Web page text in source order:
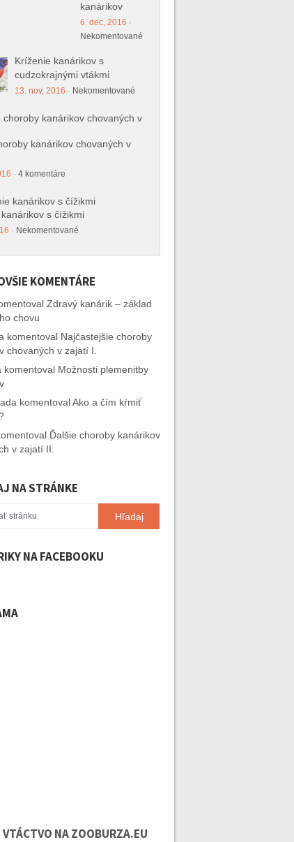
kanárikov
6. dec, 2016 ·
Nekomentované
Kríženie kanárikov s
cudzokrajnými vtákmi
13. nov, 2016 · Nekomentované
kanárikov chovaných v
· 4 komentáre
s čížikmi
· Nekomentované
KOMENTÁRE
Zdravý kanárik – základ
chovu
komentoval Najčastejšie choroby
chovaných v zajatí I.
komentoval Možnosti plemenitby
komentovalAko a čím kŕmiť
Ďalšie choroby kanárikov
v zajatí II.
NA STRÁNKE
NA FACEBOOKU
VTÁCTVO NA ZOOBURZA.EU